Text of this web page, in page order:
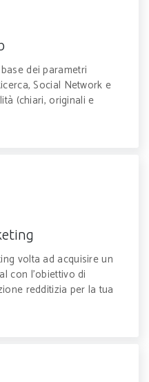
dei parametri
Social Network e
(chiari, originali e
volta ad acquisire un
con l'obiettivo di
redditizia per la tua